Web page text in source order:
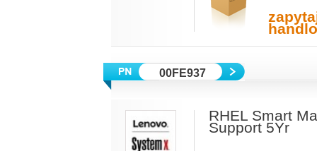
00FE937
RHEL Smart
Support 5Yr